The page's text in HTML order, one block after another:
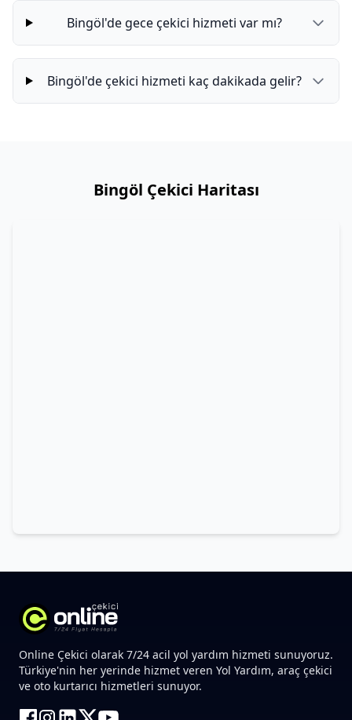
Bingöl'de gece çekici hizmeti var mı?
Bingöl'de çekici hizmeti kaç dakikada gelir?
Bingöl Çekici Haritası
Online Çekici olarak 7/24 acil yol yardım hizmeti sunuyoruz.
Türkiye'nin her yerinde hizmet veren Yol Yardım, araç çekici
ve oto kurtarıcı hizmetleri sunuyor.